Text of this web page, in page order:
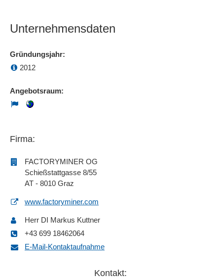
Unternehmensdaten
Gründungsjahr:
2012
Angebotsraum:
Firma:
FACTORYMINER OG
Schießstattgasse 8/55
AT - 8010 Graz
www.factoryminer.com
Herr DI Markus Kuttner
+43 699 18462064
E-Mail-Kontaktaufnahme
Kontakt: